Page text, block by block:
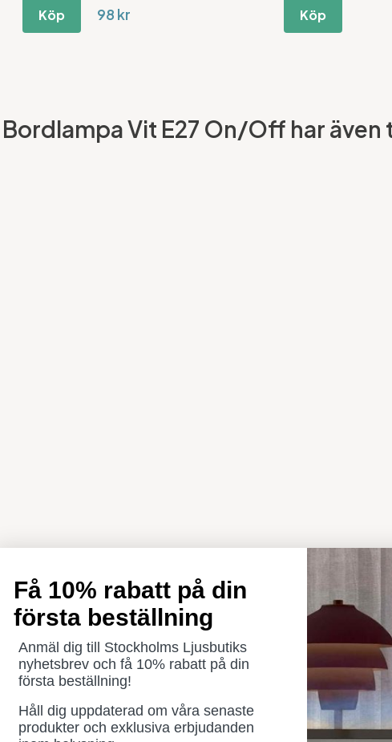
Köp 98 kr Köp
Vit E27 On/Off har
Öppettider
Måndag - Torsdag: 11-18
Fredag - Lördag: 11-16
Söndag: Stängt
Lördag 1/8 stängt
Få 10% rabatt på din
första beställning
Anmäl dig till Stockholms Ljusbutiks
nyhetsbrev och få 10% rabatt på din
första beställning!
Håll dig uppdaterad om våra senaste
produkter och exklusiva erbjudanden